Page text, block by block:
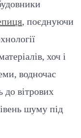
, поєднуючи
хоч і
водночас
до вітрових
шуму під